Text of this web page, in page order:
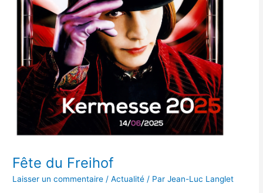
Fête du Freihof
Laisser un commentaire /Actualité / ParJean-Luc Langlet